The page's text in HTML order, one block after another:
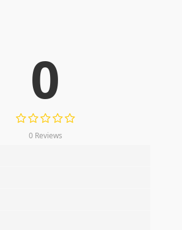
0
0 Reviews